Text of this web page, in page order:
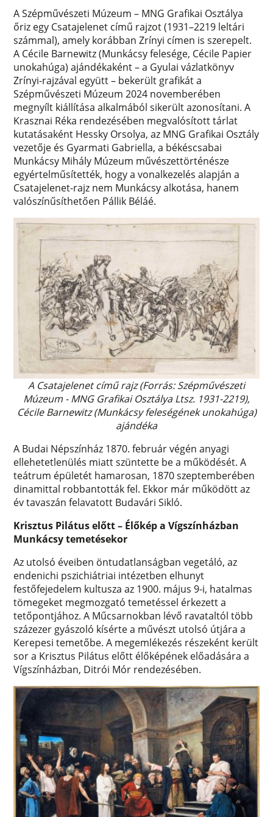
A Szépművészeti Múzeum – MNG Grafikai Osztálya
őriz egy Csatajelenet című rajzot (1931–2219 leltári
számmal), amely korábban Zrínyi címen is szerepelt.
A Cécile Barnewitz (Munkácsy felesége, Cécile Papier
unokahúga) ajándékaként – a Gyulai vázlatkönyv
Zrínyi-rajzával együtt – bekerült grafikát a
Szépművészeti Múzeum 2024 novemberében
megnyílt kiállítása alkalmából sikerült azonosítani. A
Krasznai Réka rendezésében megvalósított tárlat
kutatásaként Hessky Orsolya, az MNG Grafikai Osztály
vezetője és Gyarmati Gabriella, a békéscsabai
Munkácsy Mihály Múzeum művészettörténésze
egyértelműsítették, hogy a vonalkezelés alapján a
Csatajelenet-rajz nem Munkácsy alkotása, hanem
valószínűsíthetően Pállik Béláé.
A Csatajelenet című rajz (Forrás: Szépművészeti
Múzeum - MNG Grafikai Osztálya Ltsz. 1931-2219),
Cécile Barnewitz (Munkácsy feleségének unokahúga)
ajándéka
A Budai Népszínház 1870. február végén anyagi
ellehetetlenülés miatt szüntette be a működését. A
teátrum épületét hamarosan, 1870 szeptemberében
dinamittal robbantották fel. Ekkor már működött az
év tavaszán felavatott Budavári Sikló.
Krisztus Pilátus előtt – Élőkép a Vígszínházban
Munkácsy temetésekor
Az utolsó éveiben öntudatlanságban vegetáló, az
endenichi pszichiátriai intézetben elhunyt
festőfejedelem kultusza az 1900. május 9-i, hatalmas
tömegeket megmozgató temetéssel érkezett a
tetőpontjához. A Műcsarnokban lévő ravataltól több
százezer gyászoló kísérte a művészt utolsó útjára a
Kerepesi temetőbe. A megemlékezés részeként került
sor a Krisztus Pilátus előtt élőképének előadására a
Vígszínházban, Ditrói Mór rendezésében.